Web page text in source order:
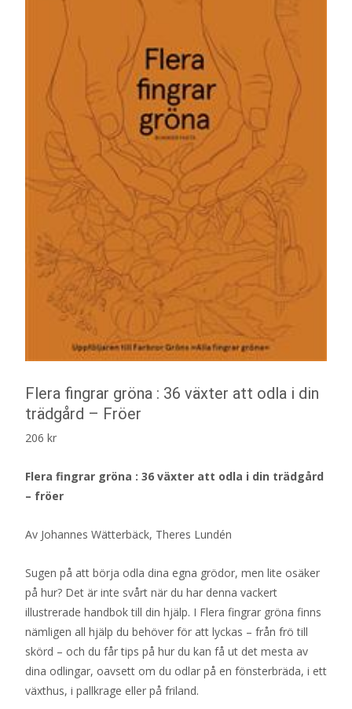
Flera fingrar gröna : 36 växter att odla i din
trädgård – Fröer
206 kr
Flera fingrar gröna : 36 växter att odla i din trädgård
– fröer
Av Johannes Wätterbäck, Theres Lundén
Sugen på att börja odla dina egna grödor, men lite osäker
på hur? Det är inte svårt när du har denna vackert
illustrerade handbok till din hjälp. I Flera fingrar gröna finns
nämligen all hjälp du behöver för att lyckas – från frö till
skörd – och du får tips på hur du kan få ut det mesta av
dina odlingar, oavsett om du odlar på en fönsterbräda, i ett
växthus, i pallkrage eller på friland.